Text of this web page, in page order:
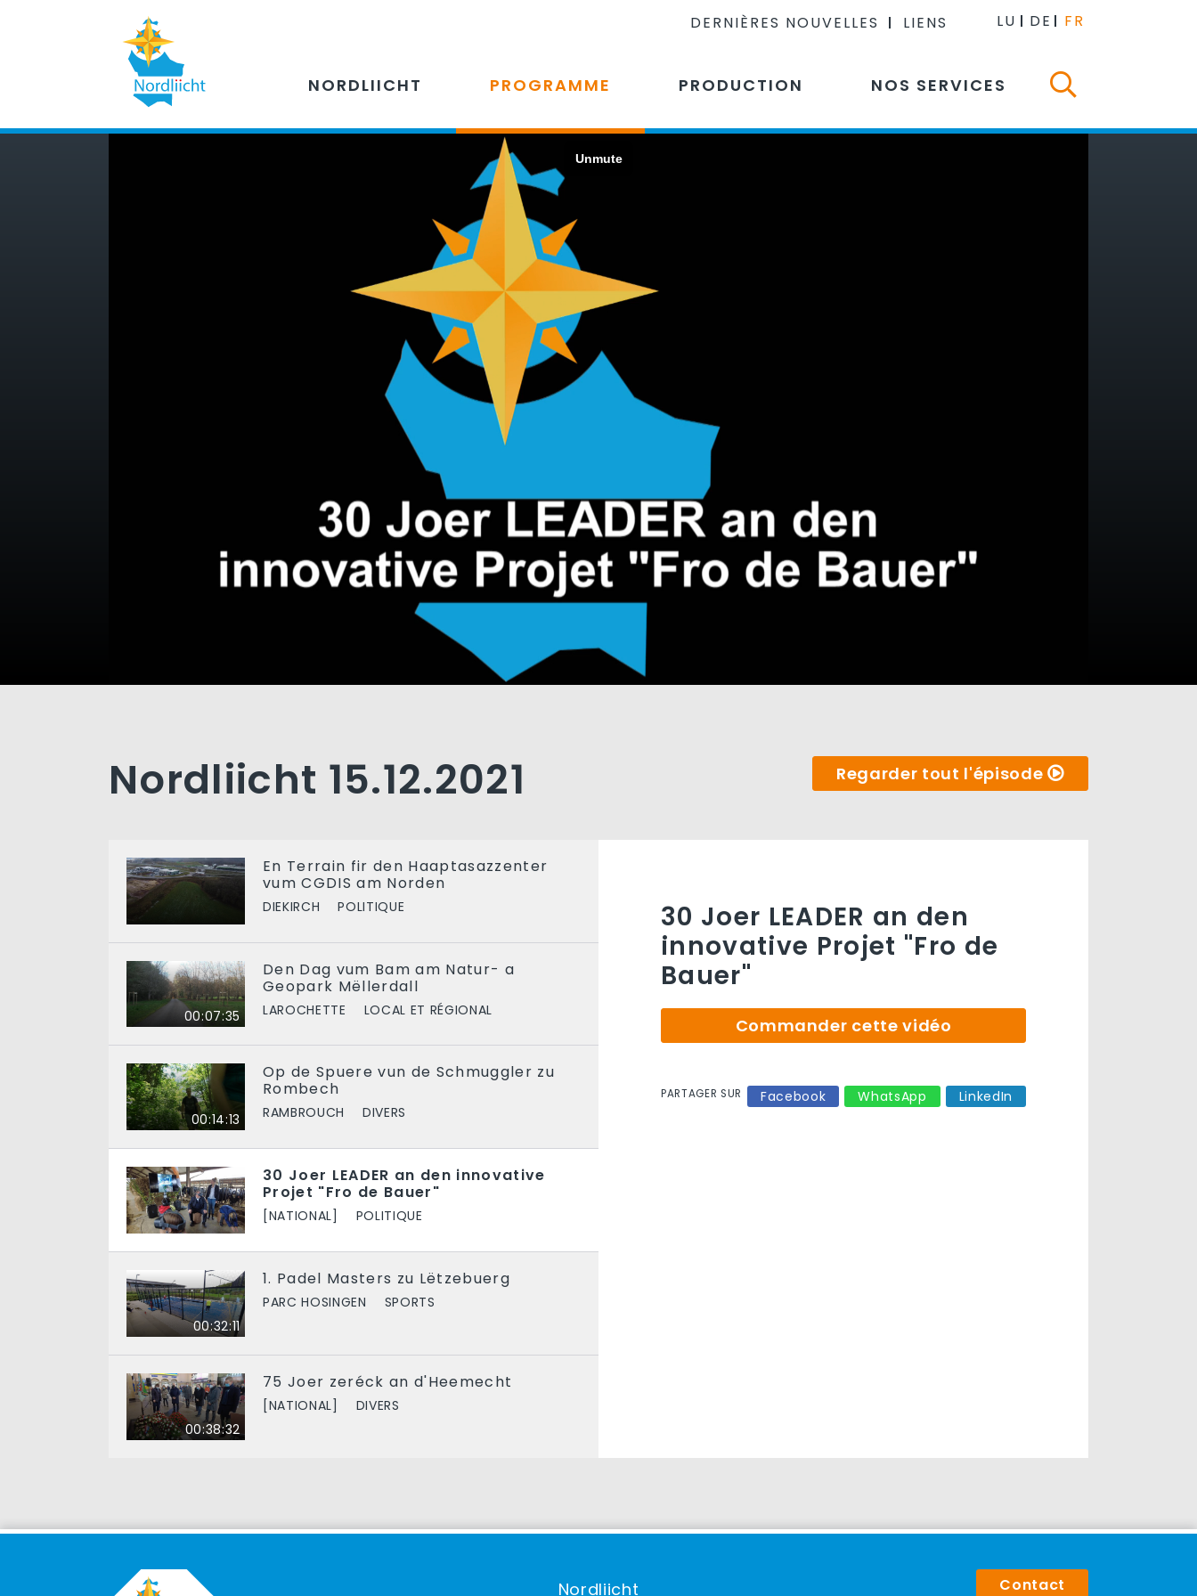
DERNIÈRES NOUVELLES LIENS LU DE FR
NORDLIICHT PROGRAMME PRODUCTION NOS SERVICES
Nordliicht 15.12.2021 Regarder tout l'épisode
En Terrain fir den Haaptasazzenter
vum CGDIS am Norden
DIEKIRCH POLITIQUE
00:07:35
Den Dag vum Bam am Natur- a
Geopark Mëllerdall
LAROCHETTE LOCAL ET RÉGIONAL
00:14:13
Op de Spuere vun de Schmuggler zu
Rombech
RAMBROUCH DIVERS
30 Joer LEADER an den innovative
Projet "Fro de Bauer"
[NATIONAL] POLITIQUE
00:32:11
1. Padel Masters zu Lëtzebuerg
PARC HOSINGEN SPORTS
00:38:32
75 Joer zeréck an d'Heemecht
[NATIONAL] DIVERS
30 Joer LEADER an den
innovative Projet "Fro de
Bauer"
Commander cette vidéo
PARTAGER SUR Facebook WhatsApp LinkedIn
Nordliicht Contact